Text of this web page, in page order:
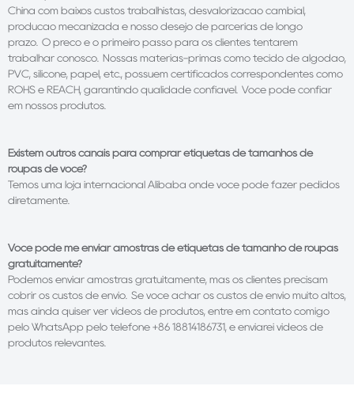
China com baixos custos trabalhistas, desvalorização cambial,
produção mecanizada e nosso desejo de parcerias de longo
prazo. O preço é o primeiro passo para os clientes tentarem
trabalhar conosco. Nossas matérias-primas como tecido de algodão,
PVC, silicone, papel, etc., possuem certificados correspondentes como
ROHS e REACH, garantindo qualidade confiável. Você pode confiar
em nossos produtos.
Existem outros canais para comprar etiquetas de tamanhos de
roupas de você?
Temos uma loja internacional Alibaba onde você pode fazer pedidos
diretamente.
Você pode me enviar amostras de etiquetas de tamanho de roupas
gratuitamente?
Podemos enviar amostras gratuitamente, mas os clientes precisam
cobrir os custos de envio. Se você achar os custos de envio muito altos,
mas ainda quiser ver vídeos de produtos, entre em contato comigo
pelo WhatsApp pelo telefone +86 18814186731, e enviarei vídeos de
produtos relevantes.